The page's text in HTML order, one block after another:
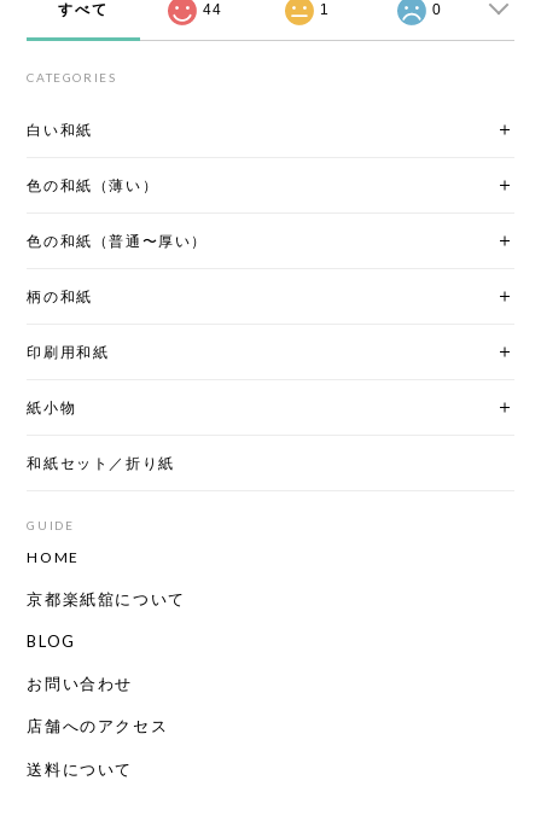
すべて 44 1 0
CATEGORIES
白い和紙
色の和紙（薄い）
色の和紙（普通〜厚い）
柄の和紙
印刷用和紙
紙小物
和紙セット／折り紙
GUIDE
HOME
京都楽紙舘について
BLOG
お問い合わせ
店舗へのアクセス
送料について